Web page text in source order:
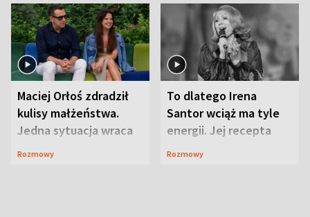
Maciej Orłoś zdradził
kulisy małżeństwa.
Jedna sytuacja wraca
jak bumerang
Rozmowy
To dlatego Irena
Santor wciąż ma tyle
energii. Jej recepta
jest zaskakująco
Rozmowy